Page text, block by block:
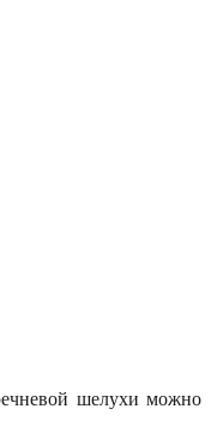
шелухи можно